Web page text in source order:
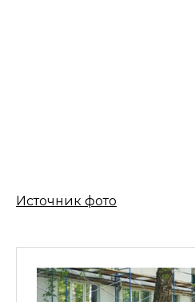
Источник фото